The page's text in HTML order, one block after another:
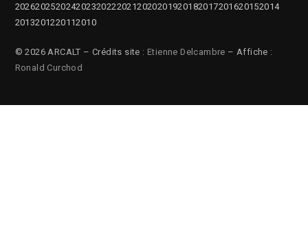
2026202520242023202220212020201920182017201620152014
2013201220112010
© 2026 ARCALT – Crédits site : Etienne Delcambre – Affiche :
Ronald Curchod